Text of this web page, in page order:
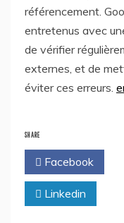
référencement.
entretenus avec
de vérifier
externes, et de
éviter ces erreurs.
SHARE
Facebook
Linkedin